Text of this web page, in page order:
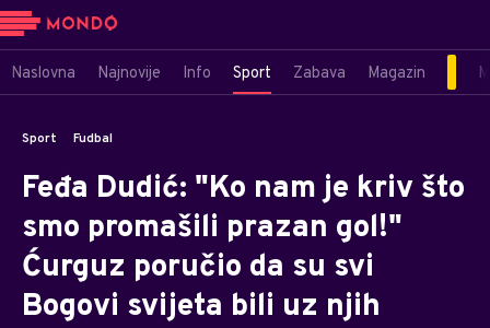
Naslovna Najnovije Info Sport Zabava Magazin
Sport Fudbal
Feđa Dudić: "Ko nam je kriv što
smo promašili prazan gol!"
Ćurguz poručio da su svi
Bogovi svijeta bili uz njih